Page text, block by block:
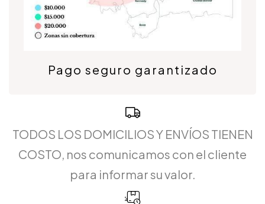
Pago seguro garantizado
TODOS LOS DOMICILIOS Y ENVÍOS TIENEN
COSTO, nos comunicamos con el cliente
para informar su valor.